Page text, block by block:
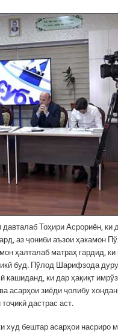
Тоҳири Асрориён, ки
аз ҷониби аъзои ҳакамон
ҳалталаб матраҳ гардид,
буд. Пўлод Шарифзода
кашиданд, ки дар ҳақиқт
асарҳои зиёди ҷолибу
дастрас аст.
худ бештар асарҳои насриро